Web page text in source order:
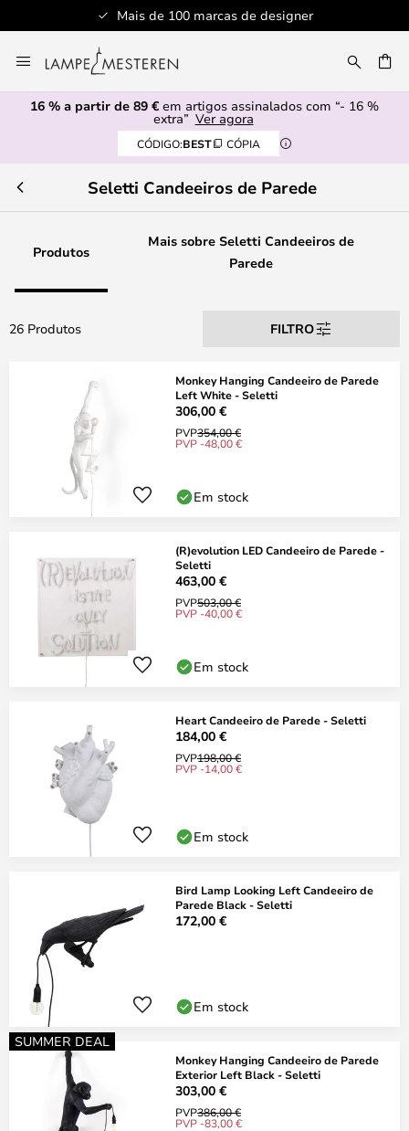
Mais de 100 marcas de designer
para
o
Conteúdo
16 % a partir de 89 € em artigos assinalados com “- 16 %
extra” Ver agora
CÓDIGO:BEST CÓPIA
Seletti Candeeiros de Parede
Produtos
Mais sobre Seletti Candeeiros de
Parede
26 Produtos FILTRO
Monkey Hanging Candeeiro de Parede
Left White - Seletti
306,00 €
PVP354,00 €
PVP -48,00 €
Em stock
(R)evolution LED Candeeiro de Parede -
Seletti
463,00 €
PVP503,00 €
PVP -40,00 €
Em stock
Heart Candeeiro de Parede - Seletti
184,00 €
PVP198,00 €
PVP -14,00 €
Em stock
Bird Lamp Looking Left Candeeiro de
Parede Black - Seletti
172,00 €
Em stock
SUMMER DEAL
Monkey Hanging Candeeiro de Parede
Exterior Left Black - Seletti
303,00 €
PVP386,00 €
PVP -83,00 €